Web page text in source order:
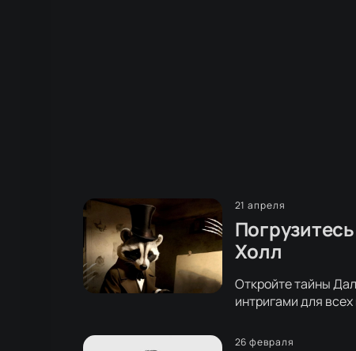
21 апреля
Холл
Откройте тайны
интригами для
26 февраля